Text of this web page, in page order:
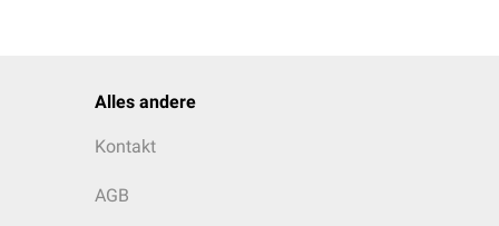
Alles andere
Kontakt
AGB